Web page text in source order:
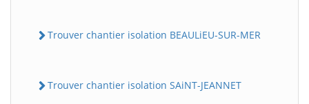
Trouver chantier isolation BEAULiEU-SUR-MER
Trouver chantier isolation SAiNT-JEANNET